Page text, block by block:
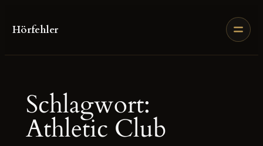
Inhalt
Hörfehler
Schlagwort:
Athletic Club